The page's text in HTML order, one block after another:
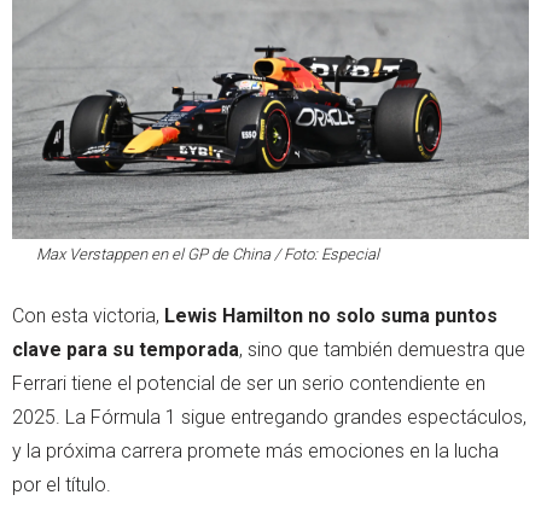
Max Verstappen en el GP de China / Foto: Especial
Con esta victoria, Lewis Hamilton no solo suma puntos
clave para su temporada, sino que también demuestra que
Ferrari tiene el potencial de ser un serio contendiente en
2025. La Fórmula 1 sigue entregando grandes espectáculos,
y la próxima carrera promete más emociones en la lucha
por el título.